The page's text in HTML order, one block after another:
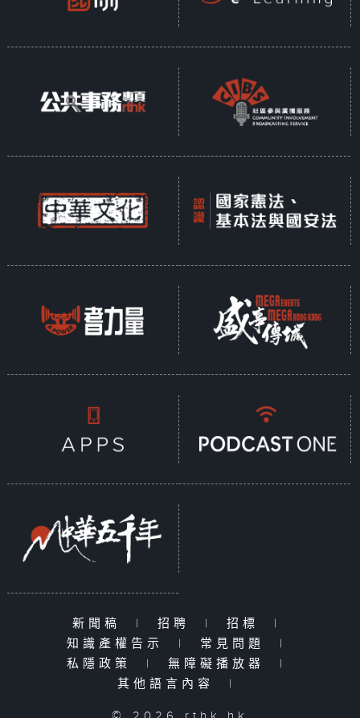
新聞稿 | 招聘 | 招標
|
知識產權告示
| 常見問題
|
私隱政策
| 無障礙播放器
|
其他語言內容
|